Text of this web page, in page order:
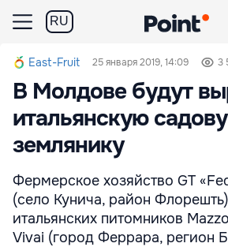
RU
East-Fruit 25 января 2019, 14:09 3
В Молдове будут
итальянскую
землянику
Фермерское хозяйство GT
(село Кунича, район
итальянских питомников
Vivai (город Феррара, регион